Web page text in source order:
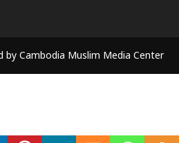
by Cambodia Muslim Media Center